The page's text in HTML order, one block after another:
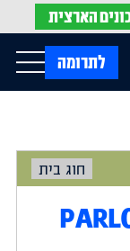
הארצית
לתרומה Menu
חוג בית